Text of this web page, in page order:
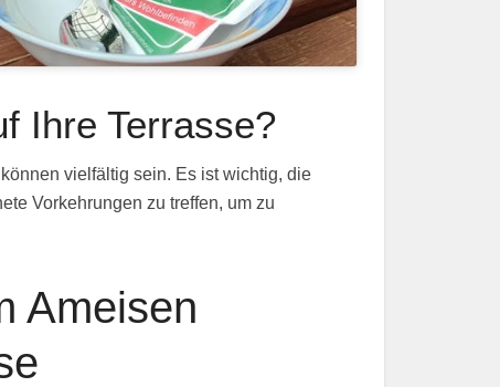
Ihre Terrasse?
vielfältig sein. Es ist wichtig, die
Vorkehrungen zu treffen, um zu
Ameisen